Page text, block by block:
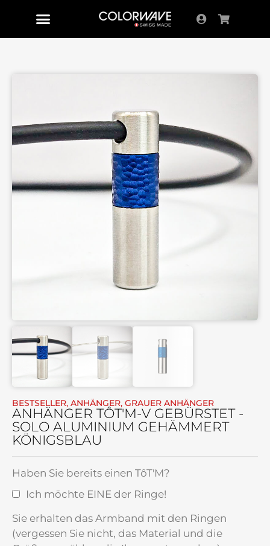
BESTSELLER, ANHÄNGER, GRAUER ANHÄNGER
ANHÄNGER TÔT'M-V GEBÜRSTET -
SOLO ALUMINIUM GEHÄMMERT
KÖNIGSBLAU
Haben Sie bereits einen TôT'M?
Ich möchte EINE der Ringe!
Sie erhalten das Armband mit den Ringen
(vergessen Sie nicht, das Material und die